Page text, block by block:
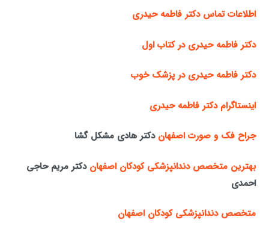
اطلاعات تماس دکتر فاطمه حیدری
دکتر فاطمه حیدری در کتاب اول
دکتر فاطمه حیدری در پزشک خوب
اینستاگرام دکتر فاطمه حیدری
جراح فک و صورت اصفهان دکتر هادی مشکل گشا
بهترین متخصص دندانپزشکی کودکان اصفهان دکتر مریم حاجی
احمدی
متخصص دندانپزشکی کودکان اصفهان